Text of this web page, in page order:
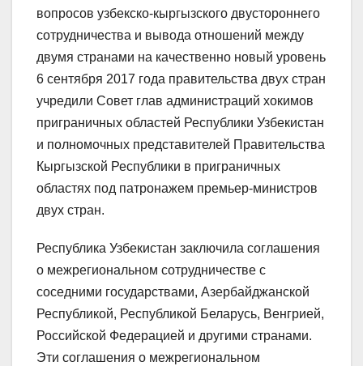
вопросов узбекско-кыргызского двустороннего
сотрудничества и вывода отношений между
двумя странами на качественно новый уровень
6 сентября 2017 года правительства двух стран
учредили Совет глав администраций хокимов
приграничных областей Республики Узбекистан
и полномочных представителей Правительства
Кыргызской Республики в приграничных
областях под патронажем премьер-министров
двух стран.
Республика Узбекистан заключила соглашения
о межрегиональном сотрудничестве с
соседними государствами, Азербайджанской
Республикой, Республикой Беларусь, Венгрией,
Российской Федерацией и другими странами.
Эти соглашения о межрегиональном